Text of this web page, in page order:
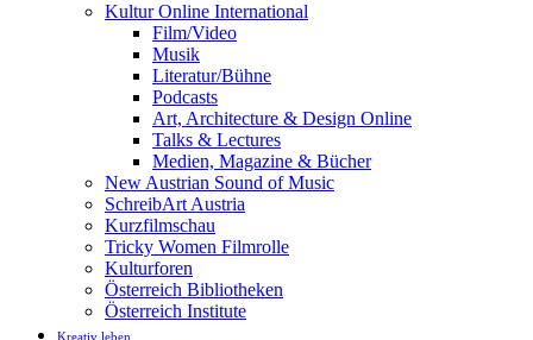
Kultur Online International
Film/Video
Musik
Literatur/Bühne
Podcasts
Art, Architecture & Design Online
Talks & Lectures
Medien, Magazine & Bücher
New Austrian Sound of Music
SchreibArt Austria
Kurzfilmschau
Tricky Women Filmrolle
Kulturforen
Österreich Bibliotheken
Österreich Institute
Kreativ leben